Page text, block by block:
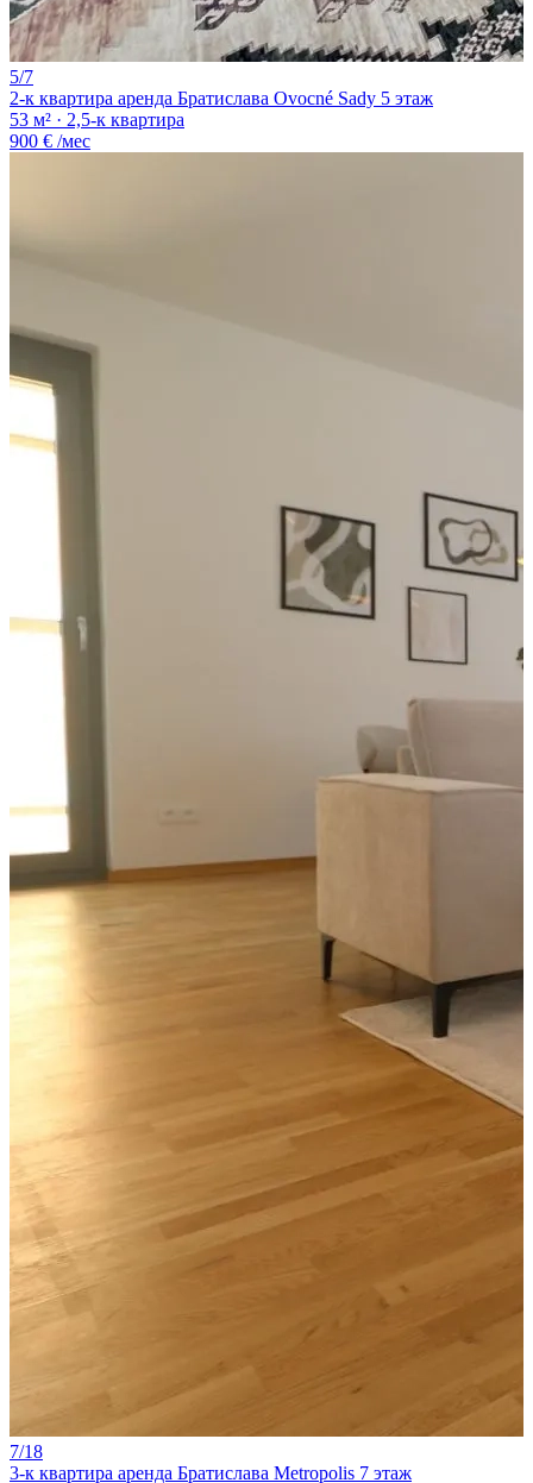
5/7
2-к квартира аренда Братислава Ovocné Sady 5 этаж
53 м² · 2,5-к квартира
900 € /мес
7/18
3-к квартира аренда Братислава Metropolis 7 этаж